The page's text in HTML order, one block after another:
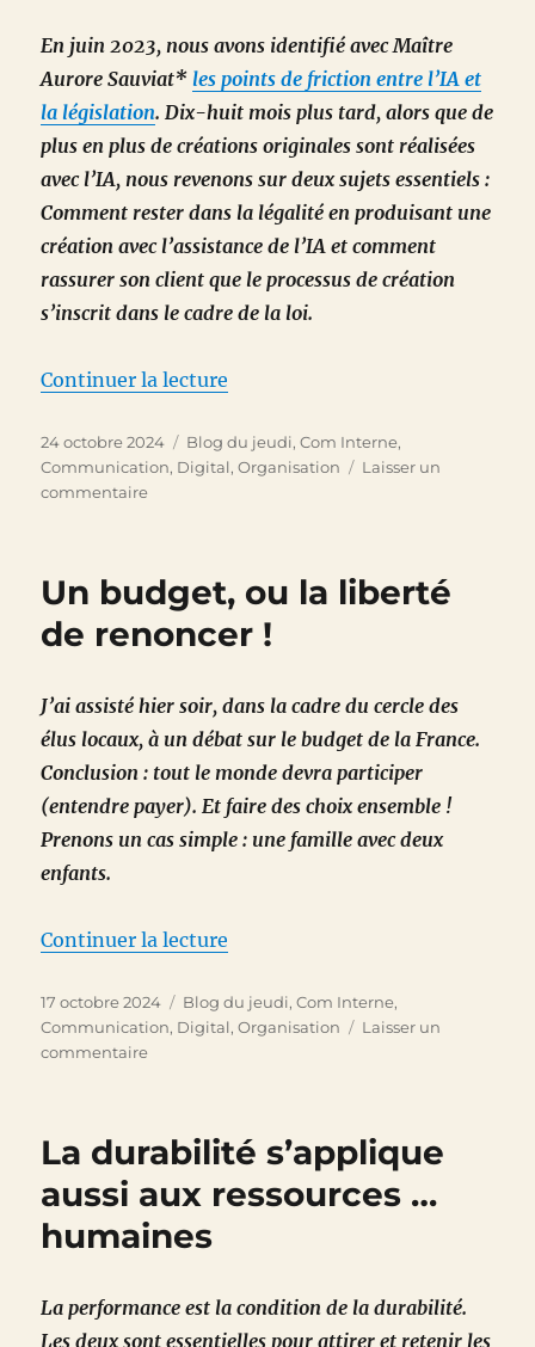
En juin 2023, nous avons identifié avec Maître
Aurore Sauviat*les points de friction entre l’IA et
la législation. Dix-huit mois plus tard, alors que de
plus en plus de créations originales sont réalisées
avec l’IA, nous revenons sur deux sujets essentiels :
Comment rester dans la légalité en produisant une
création avec l’assistance de l’IA et comment
rassurer son client que le processus de création
s’inscrit dans le cadre de la loi.
Continuer la lecture
Publié
le
24 octobre 2024 Catégories
Blog du jeudi,Com Interne,
Communication, Digital,Organisation
Laisser un
commentairesur
Mais
que
dit
(3)
Un budget, ou la liberté
de renoncer !
J’ai assisté hier soir, dans la cadre du cercle des
élus locaux, à un débat sur le budget de la France.
Conclusion : tout le monde devra participer
(entendre payer). Et faire des choix ensemble !
Prenons un cas simple : une famille avec deux
enfants.
Continuer la lecture
Publié
le
17 octobre 2024 Catégories
Blog du jeudi,Com Interne,
Communication, Digital,Organisation
Laisser un
commentairesur
la
de
renoncer !
La durabilité s’applique
aussi aux ressources …
humaines
La performance est la condition de la durabilité.
Les deux sont essentielles pour attirer et retenir les